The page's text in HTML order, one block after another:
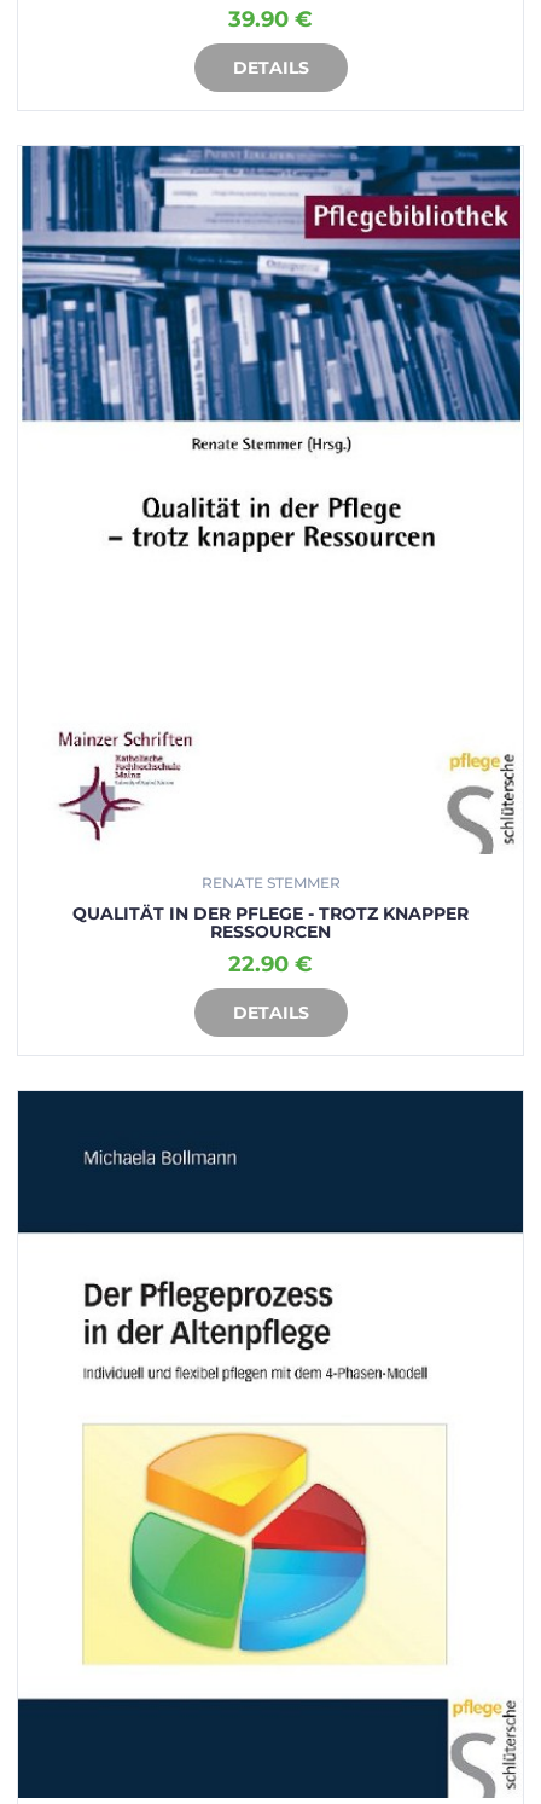
39.90 €
DETAILS
IN DEN WARENKORB
RENATE STEMMER
QUALITÄT IN DER PFLEGE - TROTZ KNAPPER
RESSOURCEN
22.90 €
DETAILS
IN DEN WARENKORB